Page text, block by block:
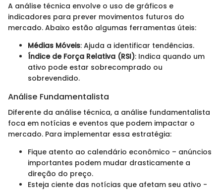
A análise técnica envolve o uso de gráficos e
indicadores para prever movimentos futuros do
mercado. Abaixo estão algumas ferramentas úteis:
Médias Móveis: Ajuda a identificar tendências.
Índice de Força Relativa (RSI): Indica quando um
ativo pode estar sobrecomprado ou
sobrevendido.
Análise Fundamentalista
Diferente da análise técnica, a análise fundamentalista
foca em notícias e eventos que podem impactar o
mercado. Para implementar essa estratégia:
Fique atento ao calendário econômico – anúncios
importantes podem mudar drasticamente a
direção do preço.
Esteja ciente das notícias que afetam seu ativo -